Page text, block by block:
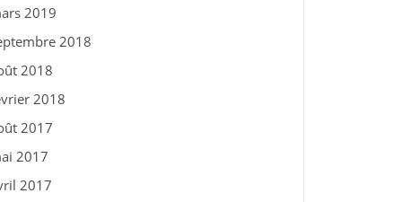
2019
2018
2018
2018
2017
2017
2017